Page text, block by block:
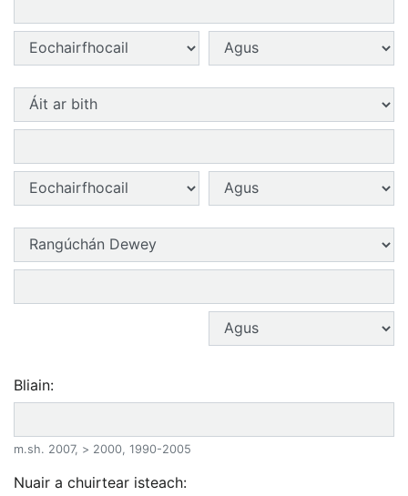
Cineál cuardaigh 2: Tiománaí cuardaigh 2:
Réimse cuardaigh 3:
Cineál cuardaigh 3: Tiománaí cuardaigh 3:
Réimse cuardaigh 4:
Tiománaí cuardaigh 4:
Bliain:
m.sh. 2007, > 2000, 1990-2005
Nuair a chuirtear isteach: